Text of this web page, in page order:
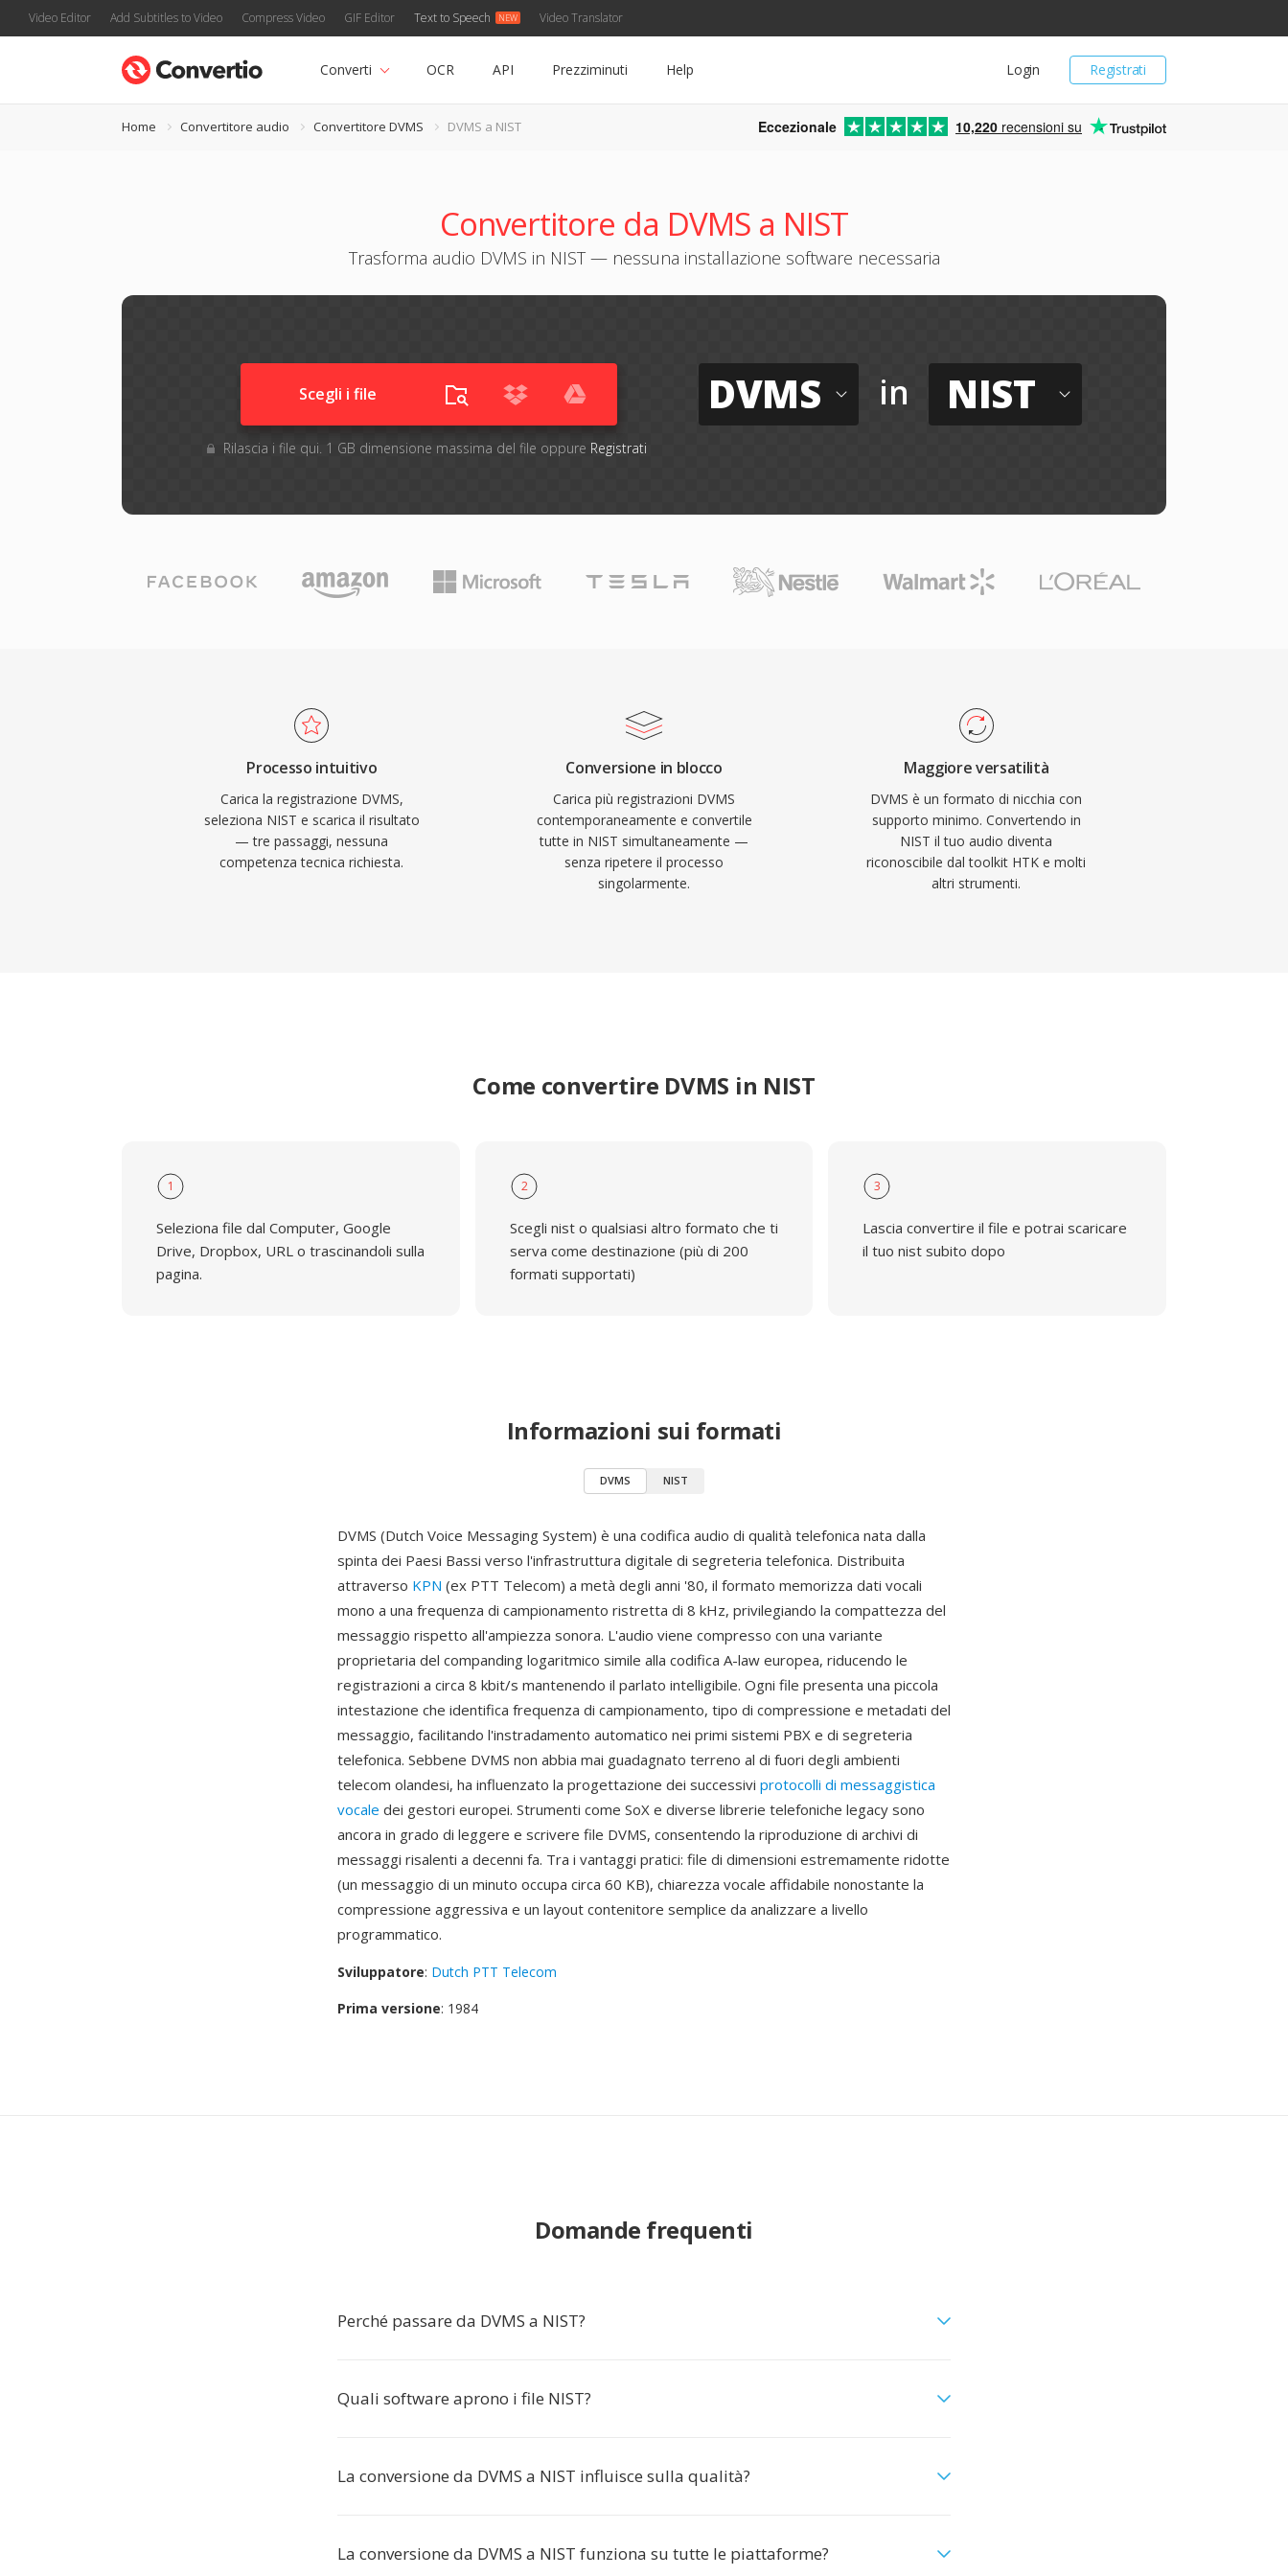
Video Editor Add Subtitles to Video Compress Video GIF Editor Text to Speech Video Translator
Registrati
Login
Converti OCR API Prezziminuti Help
Home Convertitore audio Convertitore DVMS DVMS a NIST Eccezionale 10,220 recensioni su
Convertitore da DVMS a NIST
Trasforma audio DVMS in NIST — nessuna installazione software necessaria
Scegli i file
Rilascia i file qui. 1 GB dimensione massima del file oppure Registrati
DVMS in NIST
Processo intuitivo
Carica la registrazione DVMS,
seleziona NIST e scarica il risultato
— tre passaggi, nessuna
competenza tecnica richiesta.
Conversione in blocco
Carica più registrazioni DVMS
contemporaneamente e convertile
tutte in NIST simultaneamente —
senza ripetere il processo
singolarmente.
Maggiore versatilità
DVMS è un formato di nicchia con
supporto minimo. Convertendo in
NIST il tuo audio diventa
riconoscibile dal toolkit HTK e molti
altri strumenti.
Come convertire DVMS in NIST
1
Seleziona file dal Computer, Google
Drive, Dropbox, URL o trascinandoli sulla
pagina.
2
Scegli nist o qualsiasi altro formato che ti
serva come destinazione (più di 200
formati supportati)
3
Lascia convertire il file e potrai scaricare
il tuo nist subito dopo
Informazioni sui formati
DVMS NIST
DVMS (Dutch Voice Messaging System) è una codifica audio di qualità telefonica nata dalla
spinta dei Paesi Bassi verso l'infrastruttura digitale di segreteria telefonica. Distribuita
attraverso KPN (ex PTT Telecom) a metà degli anni '80, il formato memorizza dati vocali
mono a una frequenza di campionamento ristretta di 8 kHz, privilegiando la compattezza del
messaggio rispetto all'ampiezza sonora. L'audio viene compresso con una variante
proprietaria del companding logaritmico simile alla codifica A-law europea, riducendo le
registrazioni a circa 8 kbit/s mantenendo il parlato intelligibile. Ogni file presenta una piccola
intestazione che identifica frequenza di campionamento, tipo di compressione e metadati del
messaggio, facilitando l'instradamento automatico nei primi sistemi PBX e di segreteria
telefonica. Sebbene DVMS non abbia mai guadagnato terreno al di fuori degli ambienti
telecom olandesi, ha influenzato la progettazione dei successivi protocolli di messaggistica
vocale dei gestori europei. Strumenti come SoX e diverse librerie telefoniche legacy sono
ancora in grado di leggere e scrivere file DVMS, consentendo la riproduzione di archivi di
messaggi risalenti a decenni fa. Tra i vantaggi pratici: file di dimensioni estremamente ridotte
(un messaggio di un minuto occupa circa 60 KB), chiarezza vocale affidabile nonostante la
compressione aggressiva e un layout contenitore semplice da analizzare a livello
programmatico.
Sviluppatore: Dutch PTT Telecom
Prima versione: 1984
Domande frequenti
Perché passare da DVMS a NIST?
Quali software aprono i file NIST?
La conversione da DVMS a NIST influisce sulla qualità?
La conversione da DVMS a NIST funziona su tutte le piattaforme?